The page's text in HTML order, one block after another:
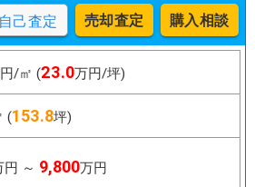
己査定 売却査定 購入相談
/㎡ (23.0万円/坪)
(153.8坪)
円 ～ 9,800万円